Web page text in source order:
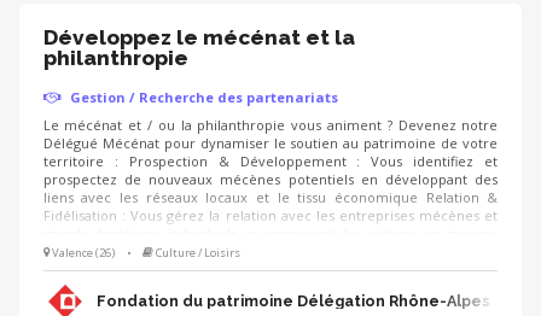
Développez le mécénat et la
philanthropie
Gestion / Recherche des partenariats
Le mécénat et / ou la philanthropie vous animent ? Devenez notre
Délégué Mécénat pour dynamiser le soutien au patrimoine de votre
territoire : Prospection & Développement : Vous identifiez et
prospectez de nouveaux mécènes potentiels en développant des
liens avec les réseaux locaux et le tissu économique Relation &
Fidélisation : Vous gérez la relation avec les entreprises mécènes et
(visites privées, événements, rencontres, animation du club de
mécènes). Accompagnement de projets : Vous proposez aux
mécènes les projets de sauvegarde du patrimoine à soutenir et
déployez les campagnes d'appels aux dons (IFI, Noël).
Valence (26) • Culture / Loisirs
Fondation du patrimoine Délégation Rhône-Alpes